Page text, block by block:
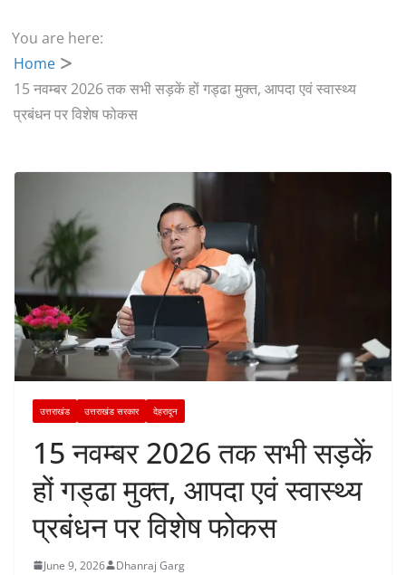
You are here:
Home
15 नवम्बर 2026 तक सभी सड़कें हों गड्ढा मुक्त, आपदा एवं स्वास्थ्य
प्रबंधन पर विशेष फोकस
उत्तराखंड उत्तराखंड सरकार देहरादून
15 नवम्बर 2026 तक सभी सड़कें
हों गड्ढा मुक्त, आपदा एवं स्वास्थ्य
प्रबंधन पर विशेष फोकस
June 9, 2026 Dhanraj Garg